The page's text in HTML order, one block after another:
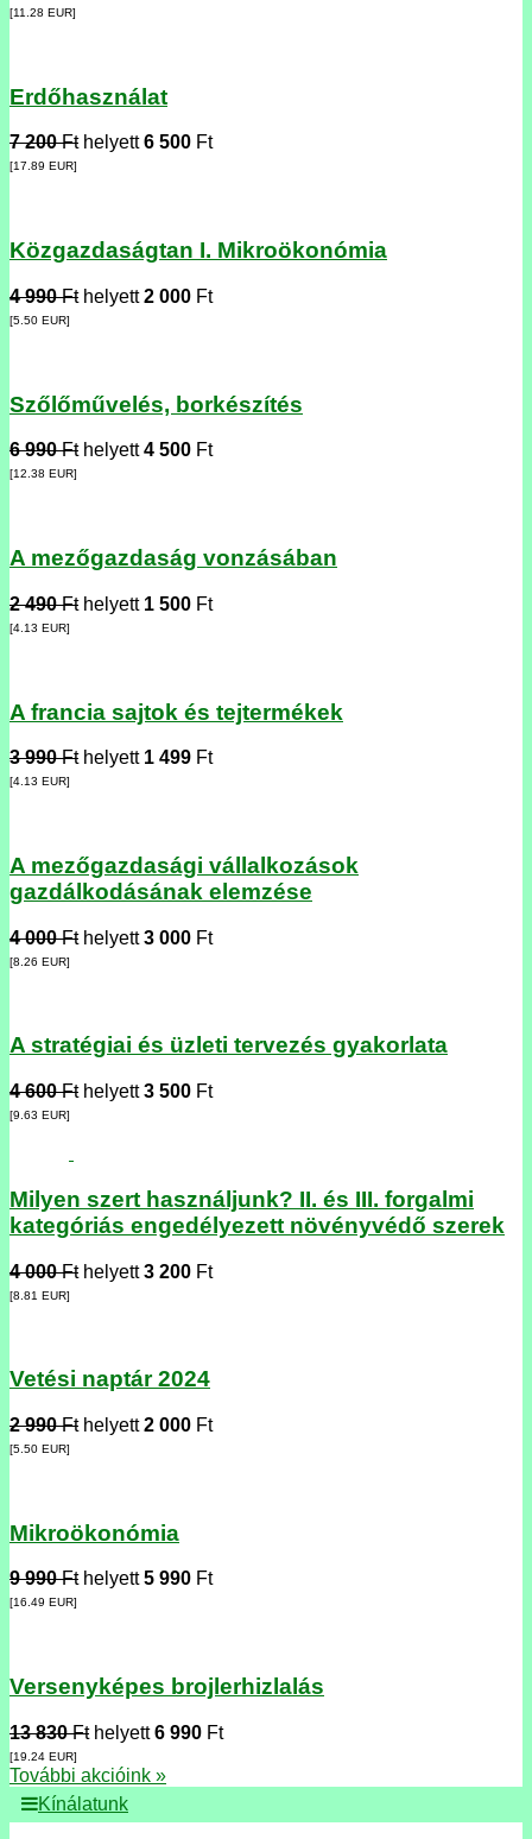
[11.28 EUR]
Erdőhasználat
7 200 Fthelyett6 500 Ft
[17.89 EUR]
Közgazdaságtan I. Mikroökonómia
4 990 Fthelyett2 000 Ft
[5.50 EUR]
Szőlőművelés, borkészítés
6 990 Fthelyett4 500 Ft
[12.38 EUR]
A mezőgazdaság vonzásában
2 490 Fthelyett 1 500 Ft
[4.13 EUR]
A francia sajtok és tejtermékek
3 990 Fthelyett 1 499 Ft
[4.13 EUR]
A mezőgazdasági vállalkozások
gazdálkodásának elemzése
4 000 Fthelyett3 000 Ft
[8.26 EUR]
A stratégiai és üzleti tervezés gyakorlata
4 600 Fthelyett3 500 Ft
[9.63 EUR]
Milyen szert használjunk? II. és III. forgalmi
kategóriás engedélyezett növényvédő szerek
4 000 Fthelyett3 200 Ft
[8.81 EUR]
Vetési naptár 2024
2 990 Fthelyett2 000 Ft
[5.50 EUR]
Mikroökonómia
9 990 Fthelyett5 990 Ft
[16.49 EUR]
Versenyképes brojlerhizlalás
13 830 Fthelyett6 990 Ft
[19.24 EUR]
További akcióink »
Kínálatunk